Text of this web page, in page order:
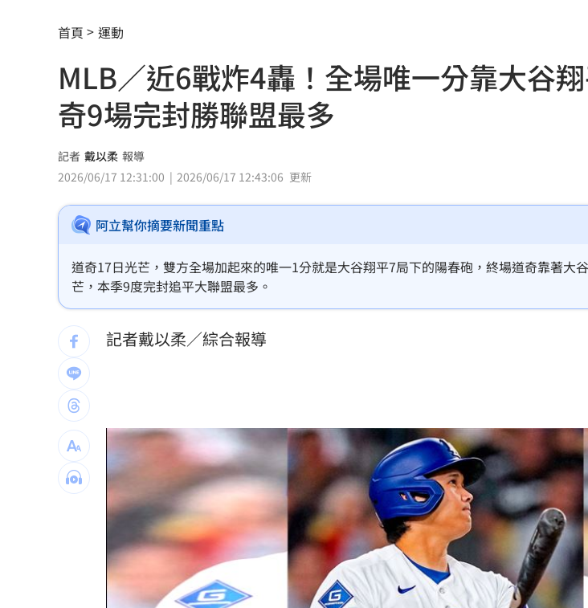
泰國少年槍案 揭家庭、校園槍枝管理困境
獨／早療課彈7歲童額頭 家長控不當治療 20:11
AKIRA開唱藏彩蛋！兒子首度驚喜獻「聲」
台灣囡仔來了 馬蒔權開唱嗨喊：我是誰？
驚傳駭客猛攻華爾街 多家受害者已吐贖金
公推孫散步遭撞亡 女慟:沒有爸爸的父親節
台南大貨車、自小客事故 1名駕駛死亡 19:38
崔立于高雄開唱 台下讓他氣噗噗：隨便啦
外野僅是短暫快樂 餅總曝張皓崴終極目標 19:18
想靠正二翻本？ 達人教戰槓反ETF心法 19:12
台灣彩券開獎直播中
LIVE三立+24小時直播 15:27
三立iNEWS新聞台線上直播 18:00
首頁 運動
MLB／近6戰炸4轟！全場唯一分靠大谷
奇9場完封勝聯盟最多
記者 戴以柔 報導
2026/06/17 12:31:00
2026/06/17 12:43:06 更新
阿立幫你摘要新聞重點
道奇17日光芒，雙方全場加起來的唯一1分就是大谷翔平7局下的陽春砲，終場道奇靠著大
芒，本季9度完封追平大聯盟最多。
記者戴以柔／綜合報導